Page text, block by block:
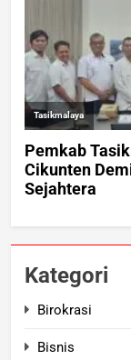
Kategori
Birokrasi
Bisnis